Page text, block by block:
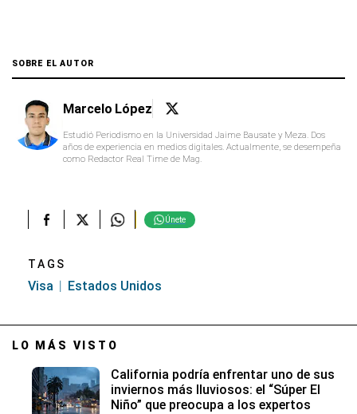
SOBRE EL AUTOR
Marcelo López
Estudió Periodismo en la Universidad Jaime Bausate y Meza. Dos
años de experiencia en medios digitales. Actualmente, se desempeña
como Redactor Real Time de Mag.
Únete
TAGS
Visa Estados Unidos
LO MÁS VISTO
California podría enfrentar uno de sus
inviernos más lluviosos: el “Súper El
Niño” que preocupa a los expertos